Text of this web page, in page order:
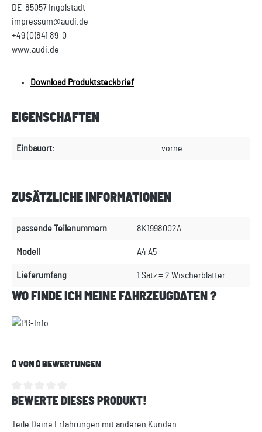
DE-85057 Ingolstadt
impressum@audi.de
+49 (0)841 89-0
www.audi.de
Download Produktsteckbrief
EIGENSCHAFTEN
Einbauort: vorne
ZUSÄTZLICHE INFORMATIONEN
passende Teilenummern 8K1998002A
Modell A4 A5
Lieferumfang 1 Satz = 2 Wischerblätter
WO FINDE ICH MEINE FAHRZEUGDATEN ?
0 VON 0 BEWERTUNGEN
Durchschnittliche Bewertung von 0 von 5 Sternen
BEWERTE DIESES PRODUKT!
Teile Deine Erfahrungen mit anderen Kunden.